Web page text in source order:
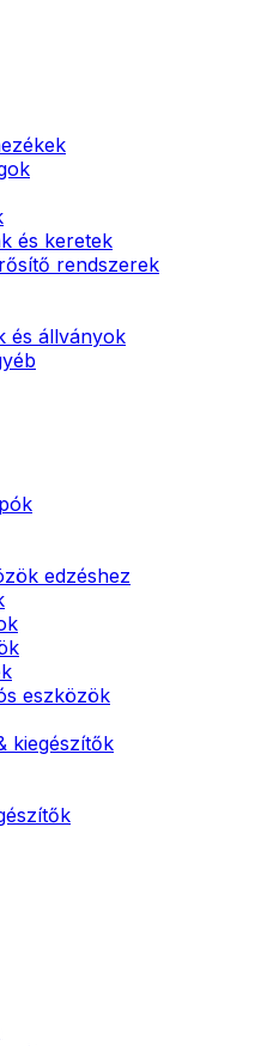
és keretek
rendszerek
és állványok
edzéshez
eszközök
kiegészítők